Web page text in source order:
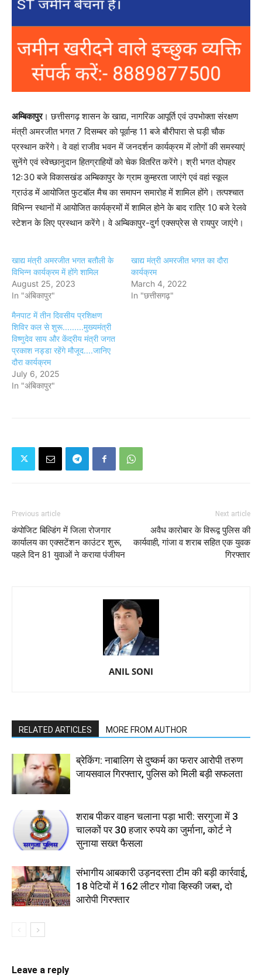
अम्बिकापुर। छत्तीसगढ़ शासन के खाद्य, नागरिक आपूर्ति एवं उपभोक्ता संरक्षण
मंत्री अमरजीत भगत 7 दिसम्बर को पूर्वान्ह 11 बजे बौरीपारा से घड़ी चौक
प्रस्थान करेंगे। वे वहां राजीव भवन में जनदर्शन कार्यक्रम में लोगों की समस्याएं
सुनेंगे एवं स्वेच्छानुदान हितग्राहियों को चेक वितरित करेंगे। श्री भगत दोपहर
12ः30 बजे विकासखंड अम्बिकापुर के ग्राम कुम्हरता जाएंगे एवं वहां स्कूल
ग्राउंड में आयोजित फुटबॉल मैच का समापन समारोह में शामिल होंगे। तत्पश्चात
विभिन्न स्थानों में आयोजित कार्यक्रमों में शामिल होने के बाद रात्रि 10 बजे रेलवे
स्टेशन के लिए प्रस्थान करेंगे। वे अम्बिकापुर-दुर्ग एक्सप्रेस से रायपुर जाएंगे।
खाद्य मंत्री अमरजीत भगत बतौली के
विभिन्न कार्यक्रम में होंगे शामिल
August 25, 2023
In "अंबिकापुर"
खाद्य मंत्री अमरजीत भगत का दौरा
कार्यक्रम
March 4, 2022
In "छत्तीसगढ़"
मैनपाट में तीन दिवसीय प्रशिक्षण
शिविर कल से शुरू.........मुख्यमंत्री
विष्णुदेव साय और केंद्रीय मंत्री जगत
प्रकाश नड्डा रहेंगे मौजूद....जानिए
दौरा कार्यक्रम
July 6, 2025
In "अंबिकापुर"
Previous article
कंपोजिट बिल्डिंग में जिला रोजगार
कार्यालय का एक्सटेंशन काउंटर शुरू,
पहले दिन 81 युवाओं ने कराया पंजीयन
Next article
अवैध कारोबार के विरूद्व पुलिस की
कार्यवाही, गांजा व शराब सहित एक युवक
गिरफ्तार
ANIL SONI
RELATED ARTICLES MORE FROM AUTHOR
ब्रेकिंग: नाबालिग से दुष्कर्म का फरार आरोपी तरुण
जायसवाल गिरफ्तार, पुलिस को मिली बड़ी सफलता
शराब पीकर वाहन चलाना पड़ा भारी: सरगुजा में 3
चालकों पर 30 हजार रुपये का जुर्माना, कोर्ट ने
सुनाया सख्त फैसला
संभागीय आबकारी उड़नदस्ता टीम की बड़ी कार्रवाई,
18 पेटियों में 162 लीटर गोवा व्हिस्की जब्त, दो
आरोपी गिरफ्तार
Leave a reply